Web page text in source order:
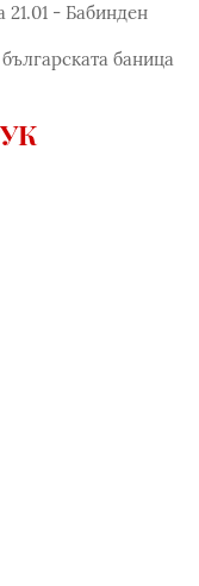
21.01 - Бабинден
баница